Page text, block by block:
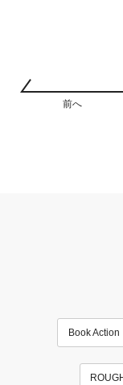
前へ
Book Action